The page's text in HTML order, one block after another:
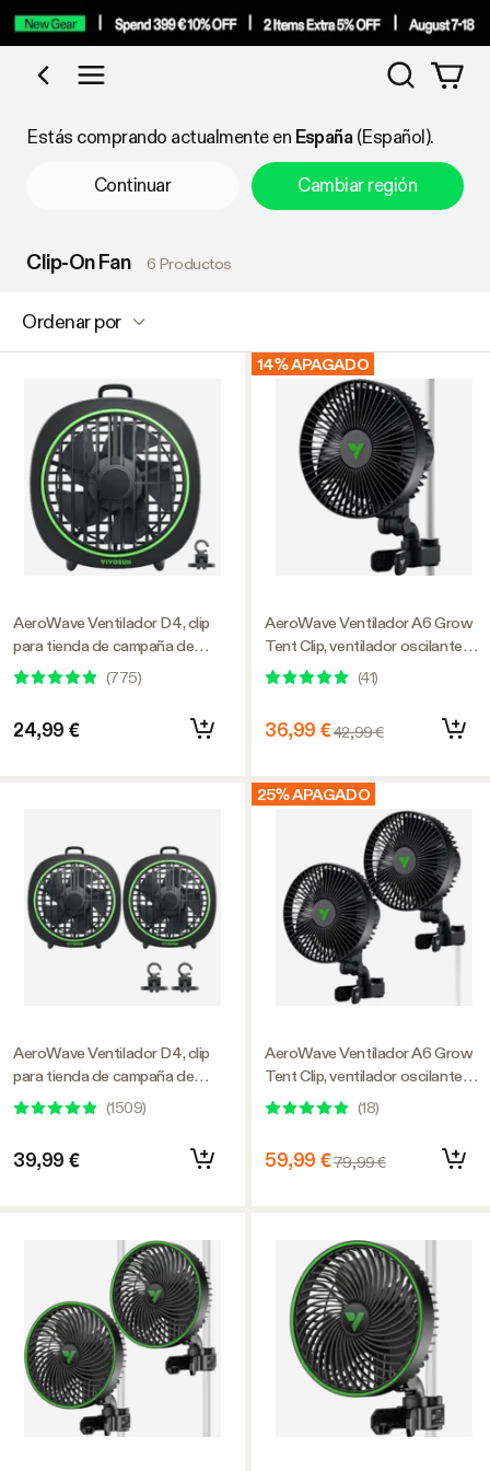
Comprar por categoría
Estás comprando actualmente en España(Español).
Continuar Cambiar región
Clip-On Fan 6 Productos
Ordenar por
AeroWave Ventilador D4, clip
para tienda de campaña de
cultivo de 4 pulgadas con
gancho desmontable, negro
(775)
24,99 €
AeroWave Ventilador D4, clip
para tienda de campaña de
cultivo de 4 pulgadas con
gancho desmontable, negro,
(1509)
39,99 €
14% APAGADO
AeroWave Ventilador A6 Grow
Tent Clip, ventilador oscilante
automático de 6 pulgadas con
motor de corriente alterna, para
ventilación hidropónica, negro,
paquete de 1
(41)
36,99 € 42,99 €
25% APAGADO
AeroWave Ventilador A6 Grow
Tent Clip, ventilador oscilante
automático de 6 pulgadas con
motor de corriente alterna, para
ventilación hidropónica, negro,
paquete de 2
(18)
59,99 € 79,99 €